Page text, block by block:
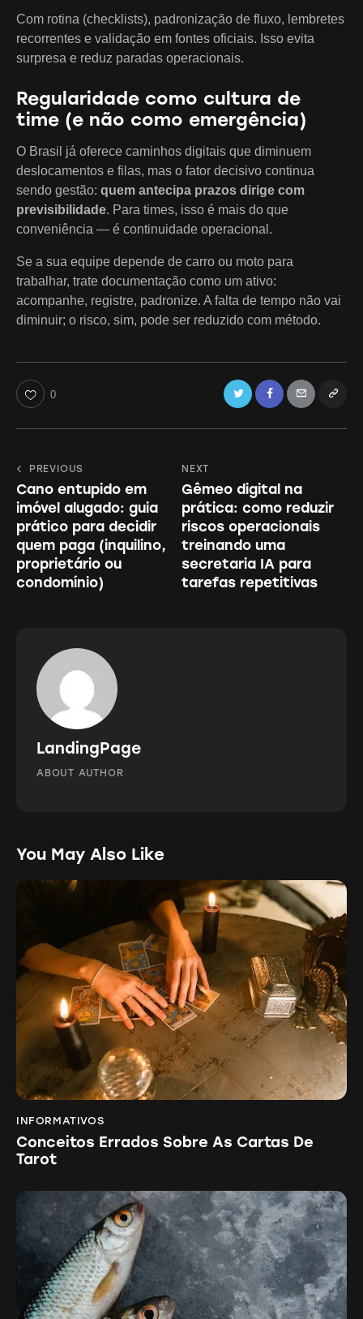
Com rotina (checklists), padronização de fluxo, lembretes
recorrentes e validação em fontes oficiais. Isso evita
surpresa e reduz paradas operacionais.
Regularidade como cultura de
time (e não como emergência)
O Brasil já oferece caminhos digitais que diminuem
deslocamentos e filas, mas o fator decisivo continua
sendo gestão: quem antecipa prazos dirige com
previsibilidade. Para times, isso é mais do que
conveniência — é continuidade operacional.
Se a sua equipe depende de carro ou moto para
trabalhar, trate documentação como um ativo:
acompanhe, registre, padronize. A falta de tempo não vai
diminuir; o risco, sim, pode ser reduzido com método.
0 Twitter FacebookEmail Copy
Navegação
de
Post
PREVIOUS
Cano entupido em
imóvel alugado: guia
prático para decidir
quem paga (inquilino,
proprietário ou
condomínio)
NEXT
Gêmeo digital na
prática: como reduzir
riscos operacionais
treinando uma
secretaria IA para
tarefas repetitivas
LandingPage
ABOUT AUTHOR
You May Also Like
INFORMATIVOS
Conceitos Errados Sobre As Cartas De
Tarot